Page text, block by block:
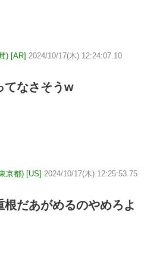
) [AR] 2024/10/17(木) 12:24:07.10
てなさそうw
京都) [US] 2024/10/17(木) 12:25:53.75
根だあがめるのやめろよ